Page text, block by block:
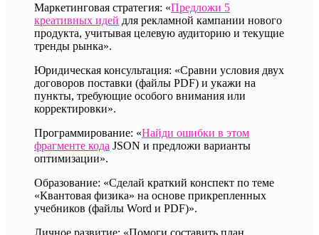
Маркетинговая стратегия: «Предложи 5
креативных идей для рекламной кампании нового
продукта, учитывая целевую аудиторию и текущие
тренды рынка».
Юридическая консультация: «Сравни условия двух
договоров поставки (файлы PDF) и укажи на
пункты, требующие особого внимания или
корректировки».
Программирование: «Найди ошибки в этом
фрагменте кода JSON и предложи варианты
оптимизации».
Образование: «Сделай краткий конспект по теме
«Квантовая физика» на основе прикрепленных
учебников (файлы Word и PDF)».
Личное развитие: «Помоги составить план